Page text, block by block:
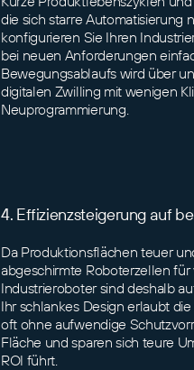
die sich starre Automatisierung
konfigurieren Sie Ihren
bei neuen Anforderungen
Bewegungsablaufs wird über
digitalen Zwilling mit wenigen
Neuprogrammierung.
4. Effizienzsteigerung auf
Da Produktionsflächen teuer
abgeschirmte Roboterzellen
Industrieroboter sind deshalb
Ihr schlankes Design erlaubt
oft ohne aufwendige
Fläche und sparen sich teure
ROI führt.